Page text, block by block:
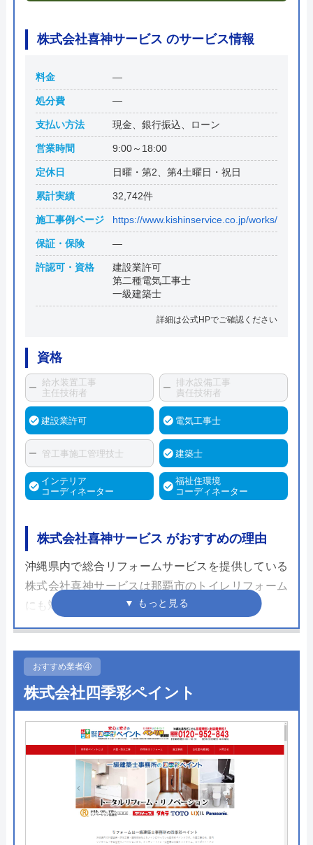
株式会社喜神サービス のサービス情報
料金 ―
処分費 ―
支払い方法 現金、銀行振込、ローン
営業時間 9:00～18:00
定休日 日曜・第2、第4土曜日・祝日
累計実績 32,742件
施工事例ページ https://www.kishinservice.co.jp/works/
保証・保険 ―
許認可・資格
建設業許可
第二種電気工事士
一級建築士
詳細は公式HPでご確認ください
資格
給水装置工事
主任技術者
排水設備工事
責任技術者
建設業許可 電気工事士
管工事施工管理技士 建築士
インテリア
コーディネーター
福祉住環境
コーディネーター
株式会社喜神サービス がおすすめの理由
沖縄県内で総合リフォームサービスを提供している
株式会社喜神サービスは那覇市のトイレリフォーム
にも対応しています。
沖縄の各地に営業所があり、ショールームも完備し
をしっかりと質問し、解決することができるでしょ
う。
喜神サービスには「アフターメンテナンス課」とい
うサポート専門の部署があるため、トイレリフォー
ムで万が一施工不良があった場合でも安心して対応
してもらえます。
サイト内ではトイレリフォームの施工事例が多数掲
載されていますのでぜひサイトをチェックしてみて
おすすめ業者④
株式会社四季彩ペイント